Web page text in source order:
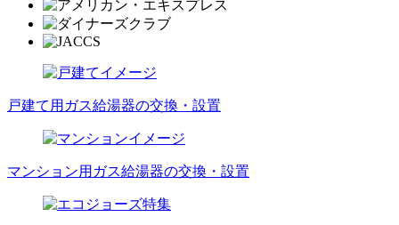
戸建て用ガス給湯器の交換・設置
マンション用ガス給湯器の交換・設置